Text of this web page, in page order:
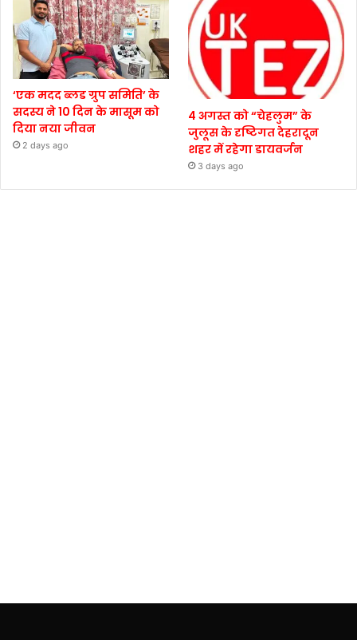
‘एक मदद ब्लड ग्रुप समिति’ के
सदस्य ने 10 दिन के मासूम को
दिया नया जीवन
2 days ago
4 अगस्त को “चेहलुम” के
जुलूस के दृष्टिगत देहरादून
शहर में रहेगा डायवर्जन
3 days ago